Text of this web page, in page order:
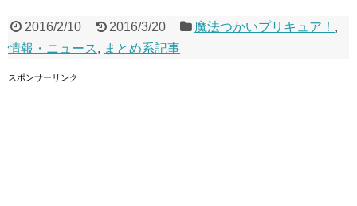
2016/2/10 2016/3/20 魔法つかいプリキュア！ ,
情報・ニュース, まとめ系記事
スポンサーリンク